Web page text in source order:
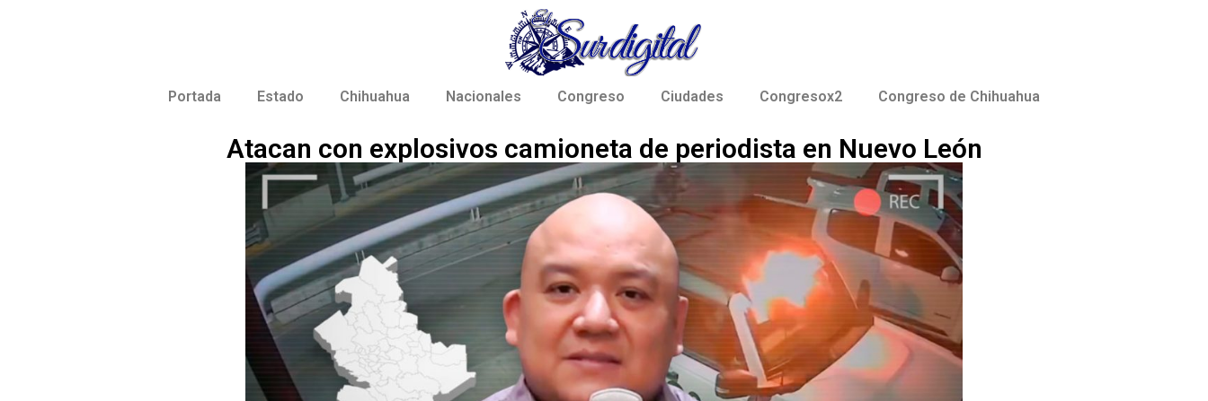
Portada Estado Chihuahua Nacionales Congreso Ciudades Congresox2 Congreso de Chihuahua
Atacan con explosivos camioneta de periodista en Nuevo León